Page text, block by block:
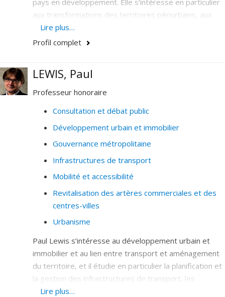
renforce sa capacité à communiquer visuellement et à
capturer l'essence des villes africaines pour inspirer le
aux transformations des territoires périurbains, aux
relations État-société dans la fabrique de la ville, à
l’informalité urbaine, ainsi qu’à l’appropriation de
Lire plus…
Profil complet
LEWIS, Paul
Professeur honoraire
Consultation et débat public
Développement urbain et immobilier
Gouvernance métropolitaine
Infrastructures de transport
Mobilité et accessibilité
Revitalisation des artères commerciales et des
centres-villes
Urbanisme
Paul Lewis s’intéresse au développement urbain et
immobilier et au lien entre transport et aménagement
du territoire, et il étudie en particulier la planification et
la gestion des infrastructures de transport, les
questions liées au transport collectif et au transport
Lire plus…